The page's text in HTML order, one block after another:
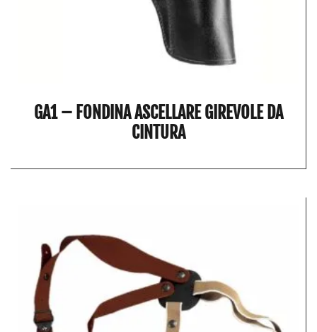
GA1 – FONDINA ASCELLARE GIREVOLE DA
CINTURA